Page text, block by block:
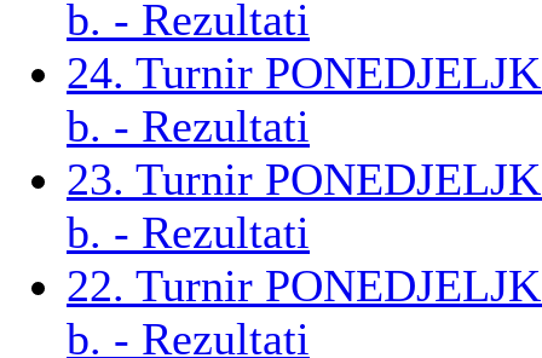
b. - Rezultati
24. Turnir
b. - Rezultati
23. Turnir
b. - Rezultati
22. Turnir
b. - Rezultati